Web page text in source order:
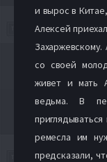
и вырос в
Алексей
со своей
живет и мать
ведьма. В
ремесла им
предсказали,